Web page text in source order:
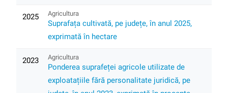
2025 Agricultura
Suprafața cultivată, pe județe, în anul 2025,
exprimată în hectare
2023 Agricultura
Ponderea suprafeței agricole utilizate de
exploatațiile fără personalitate juridică, pe